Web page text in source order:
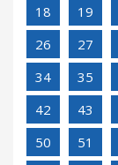
18
19
26
27
34
35
42
43
50
51